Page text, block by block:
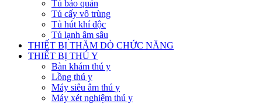
Tủ bảo quản
Tủ cấy vô trùng
Tủ hút khí độc
Tủ lạnh âm sâu
THIẾT BỊ THĂM DÒ CHỨC NĂNG
THIẾT BỊ THÚ Y
Bàn khám thú y
Lồng thú y
Máy siêu âm thú y
Máy xét nghiệm thú y